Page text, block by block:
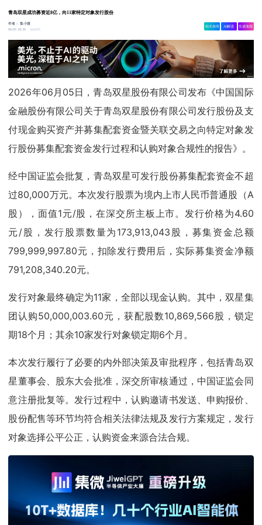
青岛双星成功募资近8亿，向11家特定对象发行股份
作者：集小微
06-05 18:36
4505
相关舆情 AI解读 生成海报
2026年06月05日，青岛双星股份有限公司发布《中国国际
金融股份有限公司关于青岛双星股份有限公司发行股份及支
付现金购买资产并募集配套资金暨关联交易之向特定对象发
行股份募集配套资金发行过程和认购对象合规性的报告》。
经中国证监会批复，青岛双星可发行股份募集配套资金不超
过80,000万元。本次发行股票为境内上市人民币普通股（A
股），面值1元/股，在深交所主板上市。发行价格为4.60
元/股，发行股票数量为173,913,043股，募集资金总额
799,999,997.80元，扣除发行费用后，实际募集资金净额
791,208,340.20元。
发行对象最终确定为11家，全部以现金认购。其中，双星集
团认购50,000,003.60元，获配股数10,869,566股，锁定
期18个月；其余10家发行对象锁定期6个月。
本次发行履行了必要的内外部决策及审批程序，包括青岛双
星董事会、股东大会批准，深交所审核通过，中国证监会同
意注册批复等。发行过程中，认购邀请书发送、申购报价、
股份配售等环节均符合相关法律法规及发行方案规定，发行
对象选择公平公正，认购资金来源合法合规。